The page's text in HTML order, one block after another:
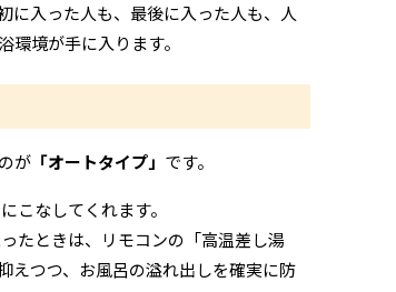
に入った人も、最後に入った人も、人
境が手に入ります。
が 「オートタイプ」 です。
こなしてくれます。
たときは、リモコンの「高温差し湯
えつつ、お風呂の溢れ出しを確実に防